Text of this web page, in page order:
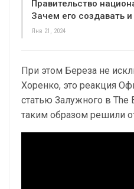
Правительство
Зачем его создавать
Янв 21, 2024
При этом Береза не
Хоренко, это реакция
статью Залужного в The
таким образом решили